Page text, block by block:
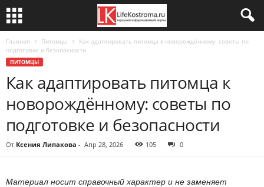
Главная Питомцы
Как адаптировать питомца к новорождённому: советы по
подготовке и безопасности
ПИТОМЦЫ
Как адаптировать питомца к
новорождённому: советы по
подготовке и безопасности
От Ксения Липакова - Апр 28, 2026 105 0
Материал носит справочный характер и не заменяет